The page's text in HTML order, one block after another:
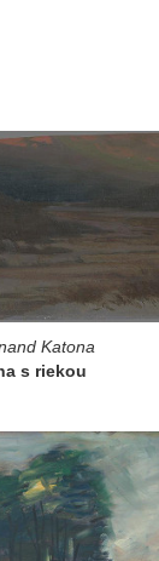
Katona
s riekou